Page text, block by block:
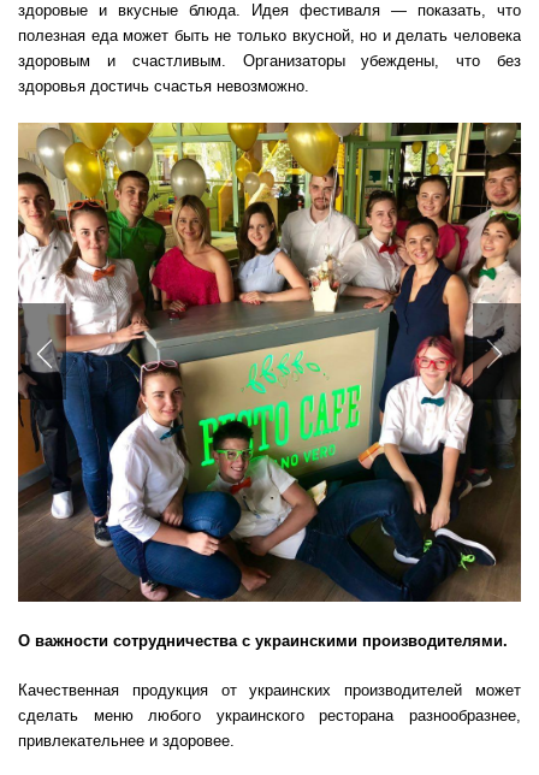
здоровые и вкусные блюда. Идея фестиваля — показать, что
полезная еда может быть не только вкусной, но и делать человека
здоровым и счастливым. Организаторы убеждены, что без
здоровья достичь счастья невозможно.
Previous
О важности сотрудничества с украинскими производителями.
Качественная продукция от украинских производителей может
сделать меню любого украинского ресторана разнообразнее,
привлекательнее и здоровее.